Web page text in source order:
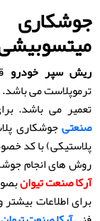
ریش سپر خودرو
ترموپلاست می
تعمیر می باشد.
صنعتیجوشکاری
پلاستیکی) با کد
روش های انجام
آرکا صنعت تیوان
برای اطلاعات